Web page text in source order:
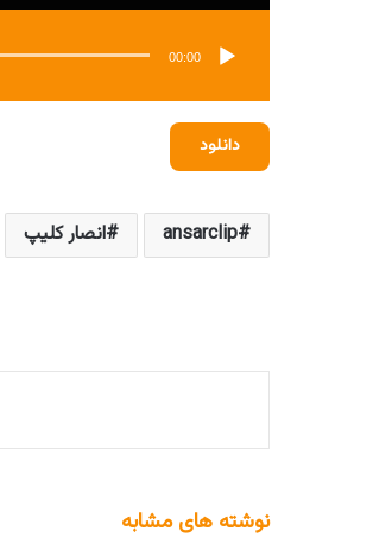
00:00
دانلود
ansarclip انصار کلیپ
نوشته های مشابه